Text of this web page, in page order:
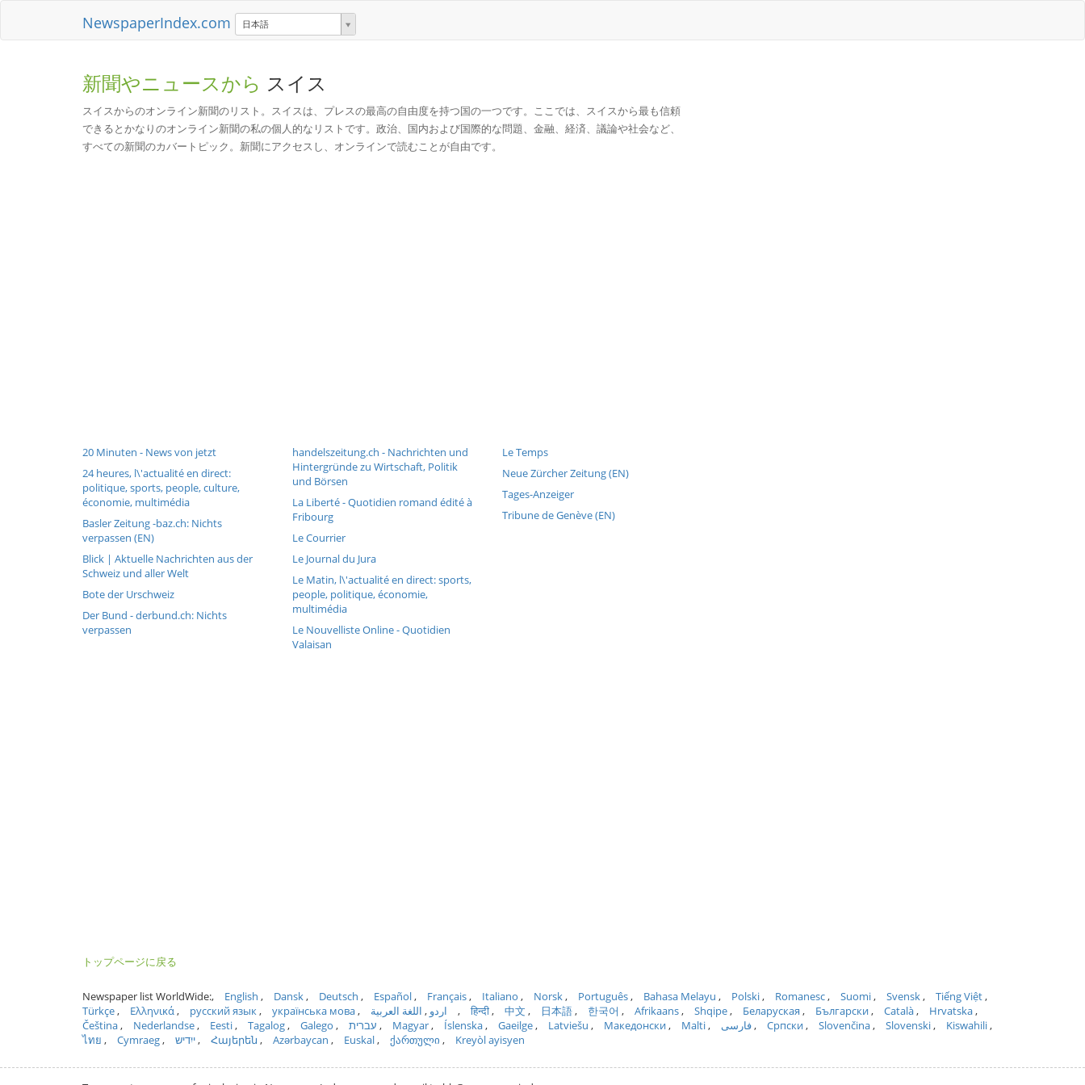
NewspaperIndex.com 日本語
新聞やニュースから スイス
スイスからのオンライン新聞のリスト。スイスは、プレスの最高の自由度を持つ国の一つです。ここでは、スイスから最も信頼
できるとかなりのオンライン新聞の私の個人的なリストです。政治、国内および国際的な問題、金融、経済、議論や社会など、
すべての新聞のカバートピック。新聞にアクセスし、オンラインで読むことが自由です。
20 Minuten - News von jetzt
24 heures, l\'actualité en direct:
politique, sports, people, culture,
économie, multimédia
Basler Zeitung -baz.ch: Nichts
verpassen (EN)
Blick | Aktuelle Nachrichten aus der
Schweiz und aller Welt
Bote der Urschweiz
Der Bund - derbund.ch: Nichts
verpassen
handelszeitung.ch - Nachrichten und
Hintergründe zu Wirtschaft, Politik
und Börsen
La Liberté - Quotidien romand édité à
Fribourg
Le Courrier
Le Journal du Jura
Le Matin, l\'actualité en direct: sports,
people, politique, économie,
multimédia
Le Nouvelliste Online - Quotidien
Valaisan
Le Temps
Neue Zürcher Zeitung (EN)
Tages-Anzeiger
Tribune de Genève (EN)
トップページに戻る
Newspaper list WorldWide: English Dansk Deutsch Español Français Italiano Norsk Português Bahasa Melayu Polski Romanesc Suomi Svensk
Tiếng Việt
Türkçe
Ελληνικά русский язык українська мова اردو اللغة العربية हिन्दी 中文 日本語 한국어 Afrikaans Shqipe Беларуская Български Català
Hrvatska
Čeština
Nederlandse Eesti Tagalog Galego עברית Magyar Íslenska Gaeilge Latviešu Македонски Malti فارسی Српски Slovenčina Slovenski
Kiswahili
ไทย
Cymraeg ייִדיש Հայերեն Azərbaycan Euskal ქართული Kreyòl ayisyen